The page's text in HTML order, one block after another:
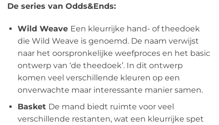
De series van Odds&Ends:
Wild Weave Een kleurrijke hand- of theedoek
die Wild Weave is genoemd. De naam verwijst
naar het oorspronkelijke weefproces en het basic
ontwerp van ‘de theedoek’. In dit ontwerp
komen veel verschillende kleuren op een
onverwachte maar interessante manier samen.
Basket De mand biedt ruimte voor veel
verschillende restanten, wat een kleurrijke spet